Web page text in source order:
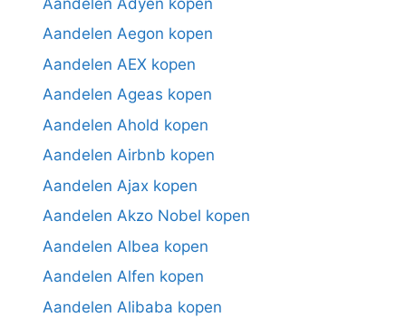
Aandelen Aegon kopen
Aandelen AEX kopen
Aandelen Ageas kopen
Aandelen Ahold kopen
Aandelen Airbnb kopen
Aandelen Ajax kopen
Aandelen Akzo Nobel kopen
Aandelen Albea kopen
Aandelen Alfen kopen
Aandelen Alibaba kopen